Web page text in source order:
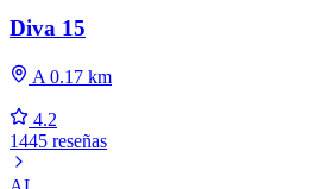
Diva 15
A 0.17 km
4.2
1445 reseñas